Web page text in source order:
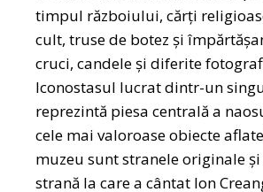
timpul războiului, cărţi
cult, truse de botez şi
cruci, candele şi diferite
Iconostasul lucrat dintr-un
reprezintă piesa centrală a
cele mai valoroase obiecte
muzeu sunt stranele originale
strană la care a cântat Ion